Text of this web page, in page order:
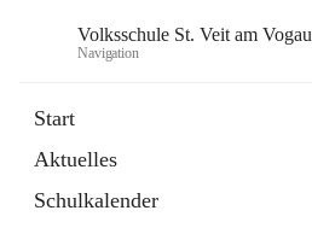
Volksschule St. Veit am Vogau
Navigation
Start
Aktuelles
Schulkalender